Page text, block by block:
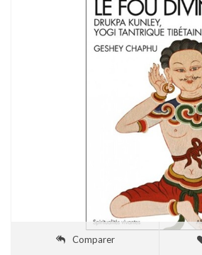
Comparer